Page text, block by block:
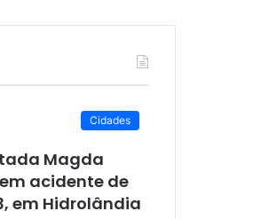
Cidades
Magda
acidente de
em Hidrolândia